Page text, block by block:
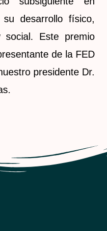
desarrollo físico,
social. Este premio
de la FED
presidente Dr.